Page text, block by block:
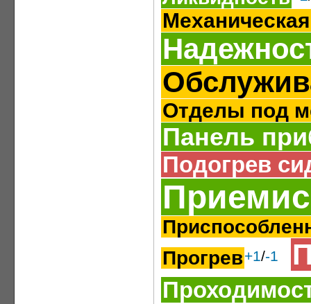
Отделы под
Панель
Подогрев
Прогрев+1/-1